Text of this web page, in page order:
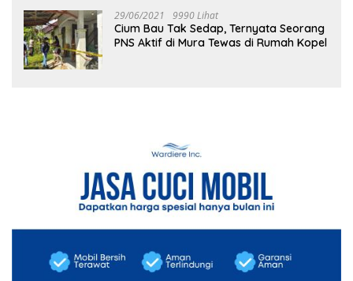
29/06/2021 9990 Lihat
Cium Bau Tak Sedap, Ternyata Seorang
PNS Aktif di Mura Tewas di Rumah Kopel